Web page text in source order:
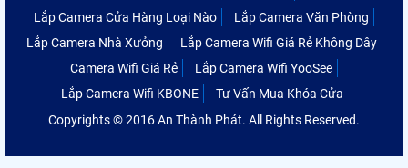
Lắp Camera Cửa Hàng Loại Nào
Lắp Camera Văn Phòng
Lắp Camera Nhà Xưởng
Lắp Camera Wifi Giá Rẻ Không Dây
Camera Wifi Giá Rẻ
Lắp Camera Wifi YooSee
Lắp Camera Wifi KBONE
Tư Vấn Mua Khóa Cửa
Copyrights © 2016 An Thành Phát. All Rights Reserved.